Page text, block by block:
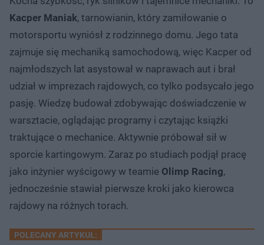
Kacper Maniak, tarnowianin, który zamiłowanie o
motorsportu wyniósł z rodzinnego domu. Jego tata
zajmuje się mechaniką samochodową, więc Kacper od
najmłodszych lat asystował w naprawach aut i brał
udział w imprezach rajdowych, co tylko podsycało jego
pasję. Wiedzę budował zdobywając doświadczenie w
warsztacie, oglądając programy i czytając książki
traktujące o mechanice. Aktywnie próbował sił w
sporcie kartingowym. Zaraz po studiach podjął pracę
jako inżynier wyścigowy w teamie Olimp Racing,
jednocześnie stawiał pierwsze kroki jako kierowca
rajdowy na różnych torach.
POLECANY ARTYKUŁ: